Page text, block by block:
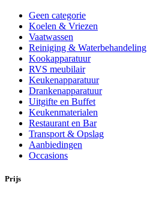
Geen categorie
Koelen & Vriezen
Vaatwassen
Reiniging & Waterbehandeling
Kookapparatuur
RVS meubilair
Keukenapparatuur
Drankenapparatuur
Uitgifte en Buffet
Keukenmaterialen
Restaurant en Bar
Transport & Opslag
Aanbiedingen
Occasions
Prijs